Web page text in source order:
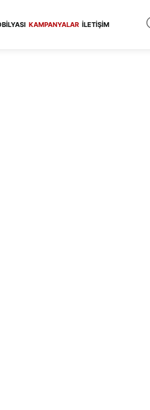
KAMPANYALAR İLETIŞIM